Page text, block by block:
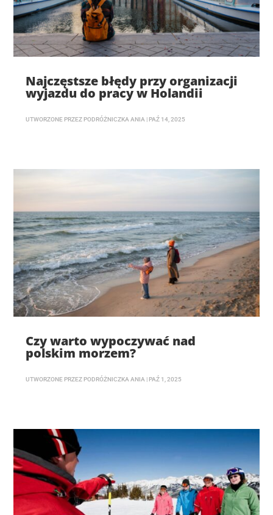
Najczęstsze błędy przy organizacji
wyjazdu do pracy w Holandii
UTWORZONE PRZEZ PODRÓŻNICZKA ANIA | PAŹ 14, 2025
Czy warto wypoczywać nad
polskim morzem?
UTWORZONE PRZEZ PODRÓŻNICZKA ANIA | PAŹ 1, 2025